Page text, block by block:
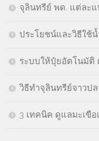
จุลินทรีย์ พด. แต่ละแ
ประโยชน์และวิธีใช้
ระบบให้ปุ๋ยอัตโนมัติ
วิธีทำจุลินทรีย์จาวป
3 เทคนิค ดูแลมะเขื